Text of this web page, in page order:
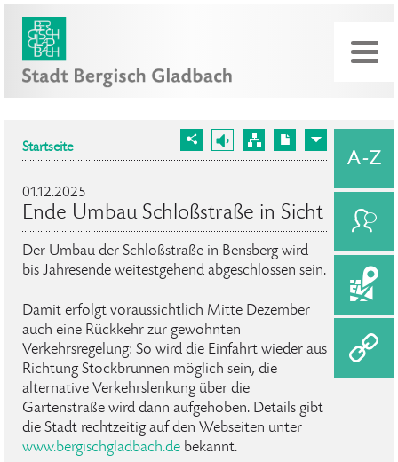
Startseite
01.12.2025
Ende Umbau Schloßstraße in Sicht
Der Umbau der Schloßstraße in Bensberg wird
bis Jahresende weitestgehend abgeschlossen sein.
Damit erfolgt voraussichtlich Mitte Dezember
auch eine Rückkehr zur gewohnten
Verkehrsregelung: So wird die Einfahrt wieder aus
Richtung Stockbrunnen möglich sein, die
alternative Verkehrslenkung über die
Gartenstraße wird dann aufgehoben. Details gibt
die Stadt rechtzeitig auf den Webseiten unter
www.bergischgladbach.de bekannt.